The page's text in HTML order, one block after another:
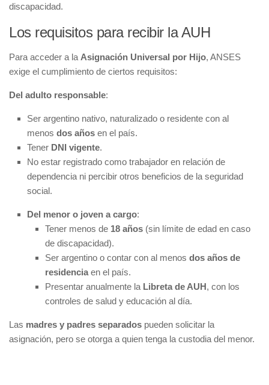
discapacidad.
Los requisitos para recibir la AUH
Para acceder a la Asignación Universal por Hijo, ANSES
exige el cumplimiento de ciertos requisitos:
Del adulto responsable:
Ser argentino nativo, naturalizado o residente con al
menos dos años en el país.
Tener DNI vigente.
No estar registrado como trabajador en relación de
dependencia ni percibir otros beneficios de la seguridad
social.
Del menor o joven a cargo:
Tener menos de 18 años (sin límite de edad en caso
de discapacidad).
Ser argentino o contar con al menos dos años de
residencia en el país.
Presentar anualmente la Libreta de AUH, con los
controles de salud y educación al día.
Las madres y padres separados pueden solicitar la
asignación, pero se otorga a quien tenga la custodia del menor.